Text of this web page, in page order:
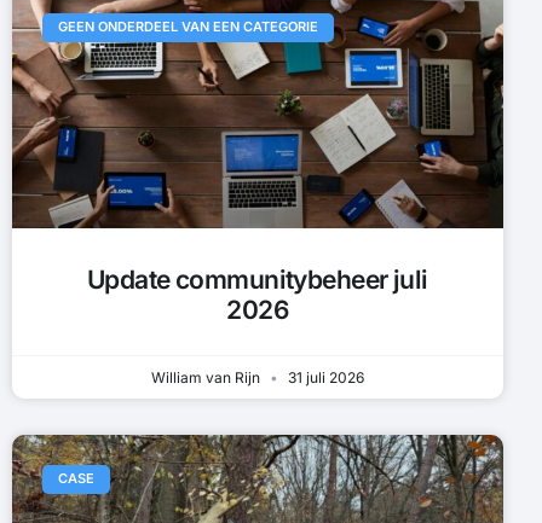
GEEN ONDERDEEL VAN EEN CATEGORIE
Update communitybeheer juli
2026
William van Rijn 31 juli 2026
CASE